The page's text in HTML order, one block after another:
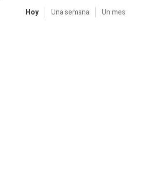
Hoy Una semana Un mes